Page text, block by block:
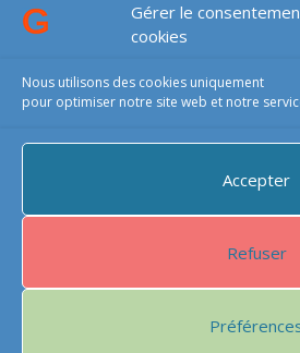
Gérer le
cookies
Nous utilisons des cookies uniquement
pour optimiser notre site web et notre
Accepter
Refuser
PROTECTIONS DU SITE
Ce site est protégé par
s d’utilisation